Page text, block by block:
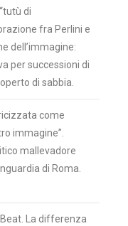
di
fra Perlini e
dell’immagine:
per successioni di
di sabbia.
come
immagine”.
mallevadore
di Roma.
La differenza